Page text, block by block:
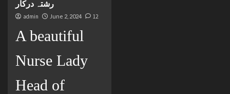
رشتہ درکار
admin June 2, 2024 12
A beautiful
Nurse Lady
Head of